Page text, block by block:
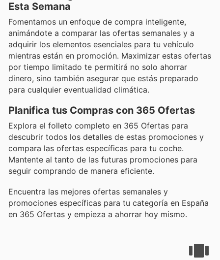
Esta Semana
Fomentamos un enfoque de compra inteligente,
animándote a comparar las ofertas semanales y a
adquirir los elementos esenciales para tu vehículo
mientras están en promoción. Maximizar estas ofertas
por tiempo limitado te permitirá no solo ahorrar
dinero, sino también asegurar que estás preparado
para cualquier eventualidad climática.
Planifica tus Compras con 365 Ofertas
Explora el folleto completo en 365 Ofertas para
descubrir todos los detalles de estas promociones y
compara las ofertas específicas para tu coche.
Mantente al tanto de las futuras promociones para
seguir comprando de manera eficiente.
Encuentra las mejores ofertas semanales y
promociones específicas para tu categoría en España
en 365 Ofertas y empieza a ahorrar hoy mismo.